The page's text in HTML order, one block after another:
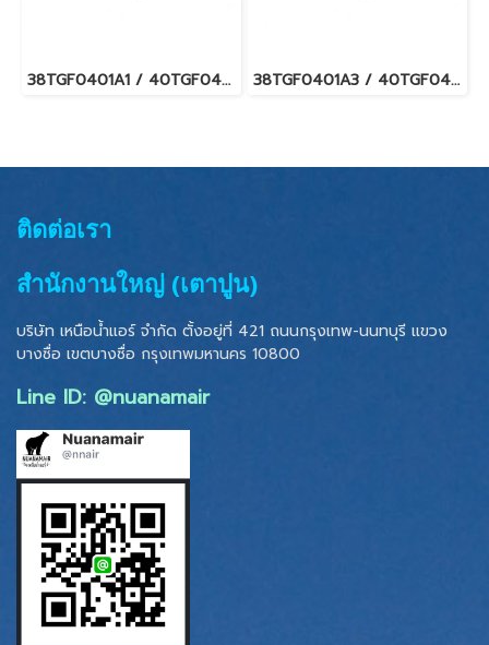
38TGF0401A1 / 40TGF0401UP แอร์แคเรียร์ รุ่นฝังฝ้า 4 ทิศทาง Carrier 4-Way Cassette Type Fixed Speed น้ำยา R32 พร้อมบริการติดตั้ง 38TGF0401A3 / 40TGF0401UP แอร์แคเรียร์ รุ่นฝังฝ้า 4 ทิศทาง Carrier 4-Way Cassette Type Fixed Speed น้ำยา R32 (380V./ไฟ 3 เฟส) พร้อมบริการติดตั้ง
ติดต่อเรา
สำนักงานใหญ่ (เตาปูน)
บริษัท เหนือน้ำแอร์ จำกัด ตั้งอยู่ที่ 421 ถนนกรุงเทพ-นนทบุรี แขวง
บางซื่อ เขตบางซื่อ กรุงเทพมหานคร 10800
Line ID: @nuanamair